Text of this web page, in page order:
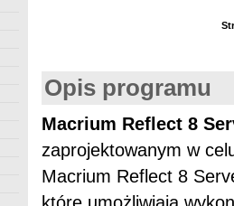
Opis programu
Macrium Reflect 8
zaprojektowanym w
Macrium Reflect 8